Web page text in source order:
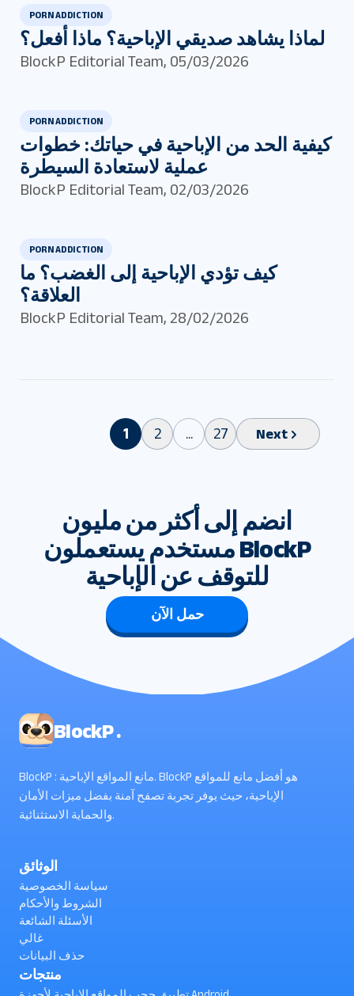
PORN ADDICTION
لماذا يشاهد صديقي الإباحية؟ ماذا أفعل؟
BlockP Editorial Team, 05/03/2026
PORN ADDICTION
كيفية الحد من الإباحية في حياتك: خطوات
عملية لاستعادة السيطرة
BlockP Editorial Team, 02/03/2026
PORN ADDICTION
كيف تؤدي الإباحية إلى الغضب؟ ما
العلاقة؟
BlockP Editorial Team, 28/02/2026
1 2 ... 27 Next
انضم إلى أكثر من مليون
مستخدم يستعملون BlockP
للتوقف عن الإباحية
حمل الآن
BlockP .
BlockP : مانع المواقع الإباحية. BlockP هو أفضل مانع للمواقع
الإباحية، حيث يوفر تجربة تصفح آمنة بفضل ميزات الأمان
والحماية الاستثنائية.
الوثائق
سياسة الخصوصية
الشروط والأحكام
الأسئلة الشائعة
غالي
حذف البيانات
منتجات